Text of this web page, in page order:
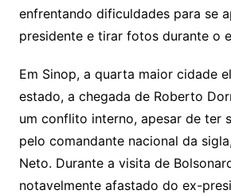
enfrentando dificuldades para se
presidente e tirar fotos durante o
Em Sinop, a quarta maior cidade
estado, a chegada de Roberto
um conflito interno, apesar de ter
pelo comandante nacional da
Neto. Durante a visita de
notavelmente afastado do ex-